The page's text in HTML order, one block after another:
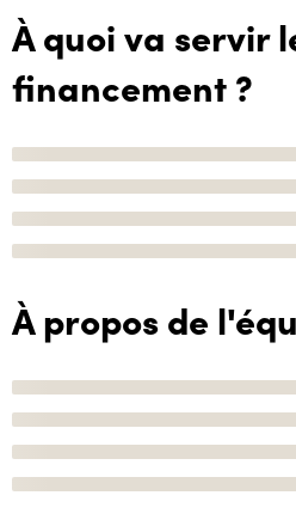
À quoi va servir
financement ?
À propos de